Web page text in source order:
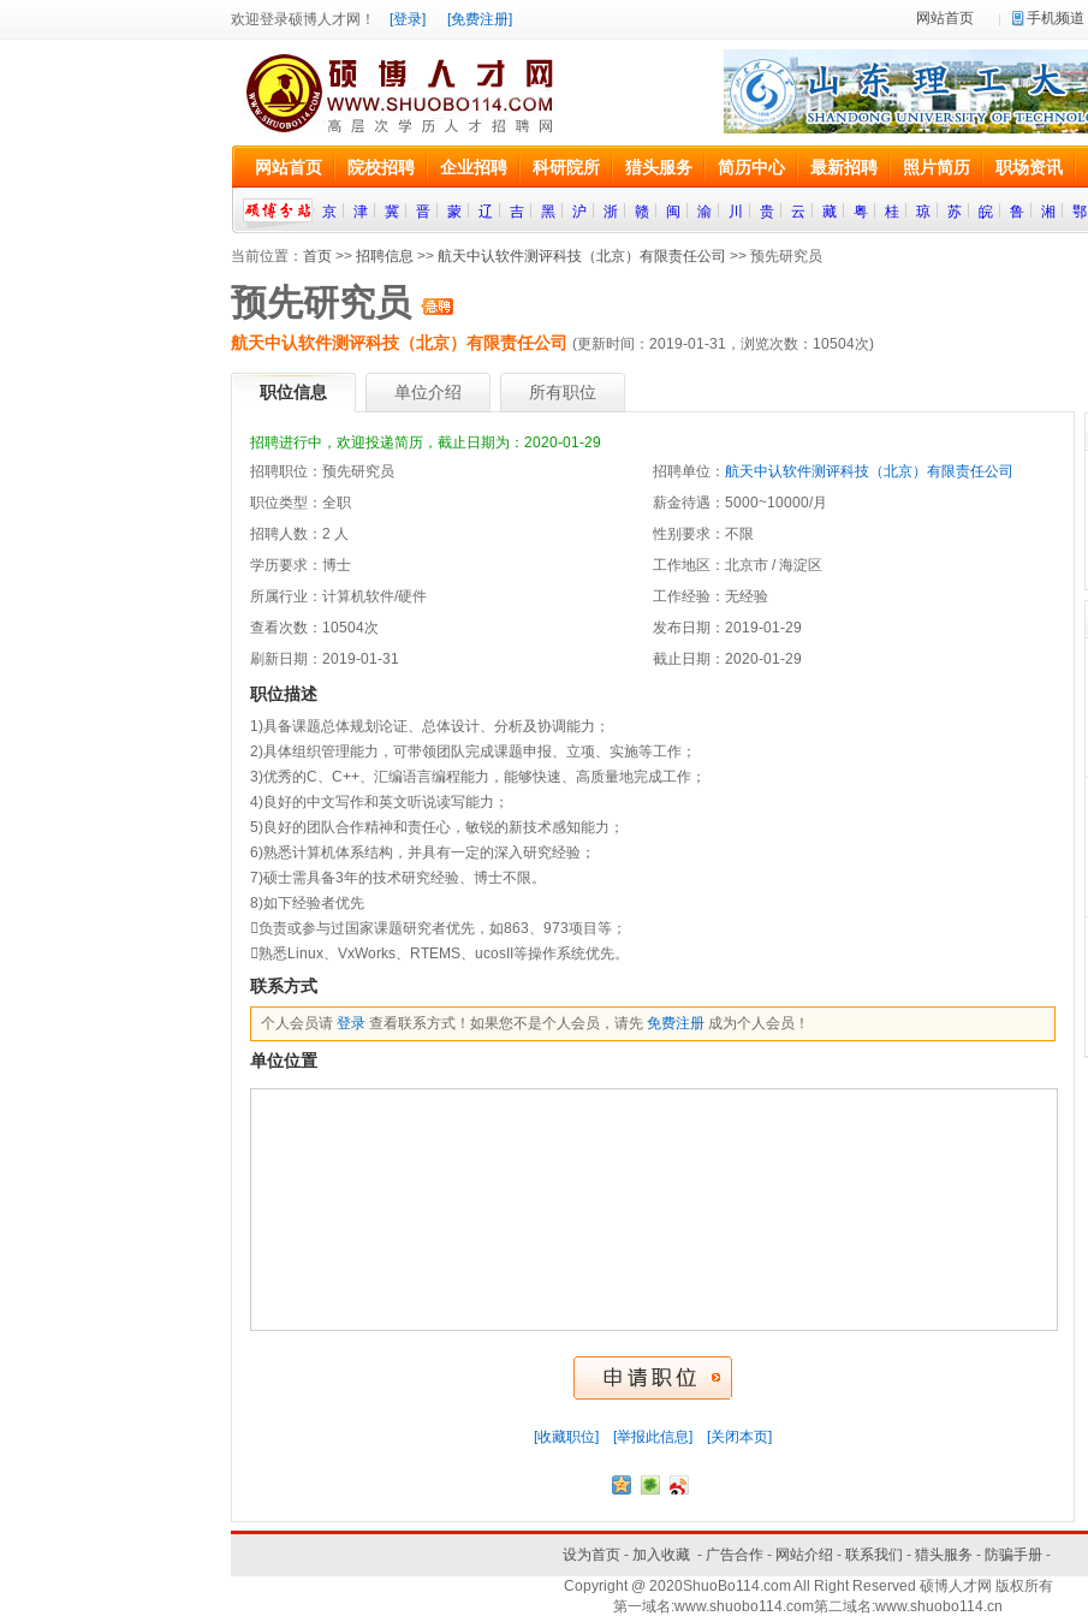
欢迎登录硕博人才网！ [登录] [免费注册] 手机频道
网站首页
网站首页 院校招聘 企业招聘 科研院所 猎头服务 简历中心 最新招聘 照片简历 职场资讯
京 津 冀 晋 蒙 辽 吉 黑 沪 浙 赣 闽 渝 川 贵 云 藏 粤 桂 琼 苏 皖 鲁 湘 鄂
当前位置： 首页 >> 招聘信息 >> 航天中认软件测评科技（北京）有限责任公司 >> 预先研究员
预先研究员
航天中认软件测评科技（北京）有限责任公司 (更新时间：2019-01-31，浏览次数： 10504次)
职位信息 单位介绍 所有职位
招聘进行中，欢迎投递简历，截止日期为：2020-01-29
招聘职位：预先研究员
招聘单位： 航天中认软件测评科技（北京）有限责任公司
职位类型：全职
薪金待遇：5000~10000/月
招聘人数：2 人
性别要求：不限
学历要求：博士
工作地区：北京市 / 海淀区
所属行业：计算机软件/硬件
工作经验：无经验
查看次数： 10504次
发布日期：2019-01-29
刷新日期：2019-01-31
截止日期：2020-01-29
职位描述
1)具备课题总体规划论证、总体设计、分析及协调能力；
2)具体组织管理能力，可带领团队完成课题申报、立项、实施等工作；
3)优秀的C、C++、汇编语言编程能力，能够快速、高质量地完成工作；
4)良好的中文写作和英文听说读写能力；
5)良好的团队合作精神和责任心，敏锐的新技术感知能力；
6)熟悉计算机体系结构，并具有一定的深入研究经验；
7)硕士需具备3年的技术研究经验、博士不限。
8)如下经验者优先
负责或参与过国家课题研究者优先，如863、973项目等；
熟悉Linux、VxWorks、RTEMS、ucosII等操作系统优先。
联系方式
个人会员请 登录 查看联系方式！如果您不是个人会员，请先 免费注册 成为个人会员！
单位位置
[收藏职位] [举报此信息] [关闭本页]
设为首页- 加入收藏- 广告合作- 网站介绍 - 联系我们 - 猎头服务 - 防骗手册-
Copyright @ 2020ShuoBo114.com All Right Reserved 硕博人才网 版权所有
第一域名:www.shuobo114.com第二域名:www.shuobo114.cn